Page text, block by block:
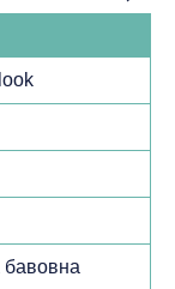
бавовна